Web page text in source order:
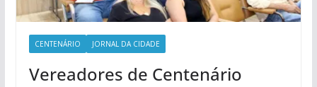
CENTENÁRIO JORNAL DA CIDADE
Vereadores de Centenário